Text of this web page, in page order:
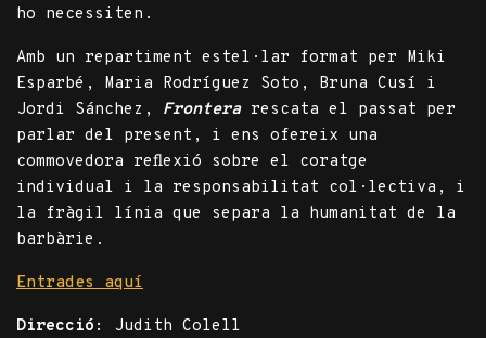
ho necessiten.
Amb un repartiment estel·lar format per Miki
Esparbé, Maria Rodríguez Soto, Bruna Cusí i
Jordi Sánchez, Fronterarescata el passat per
parlar del present, i ens ofereix una
commovedora reflexió sobre el coratge
individual i la responsabilitat col·lectiva, i
la fràgil línia que separa la humanitat de la
barbàrie.
Entrades aquí
Direcció: Judith Colell